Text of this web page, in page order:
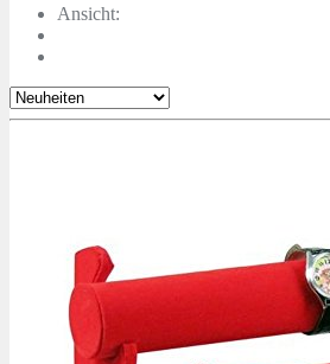
Ansicht: